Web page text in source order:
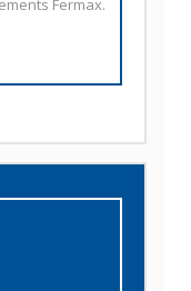
Fermax.